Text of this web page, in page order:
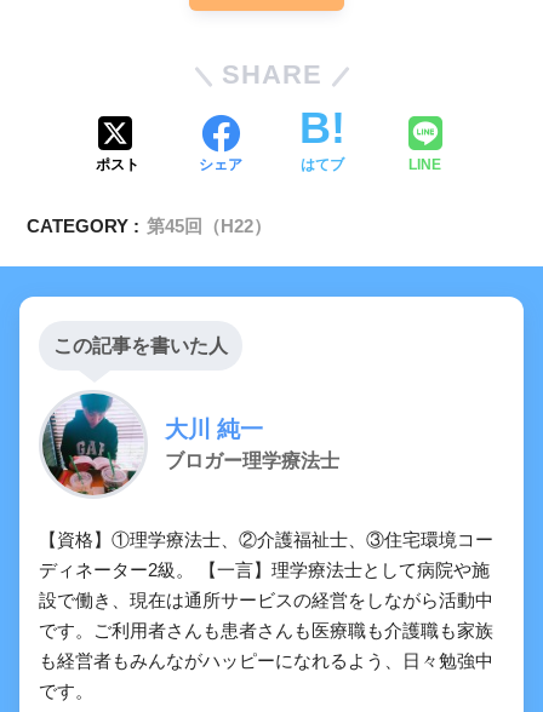
SHARE
ポスト シェア はてブ LINE
CATEGORY : 第45回（H22）
この記事を書いた人
大川 純一
ブロガー理学療法士
【資格】①理学療法士、②介護福祉士、③住宅環境コー
ディネーター2級。 【一言】理学療法士として病院や施
設で働き、現在は通所サービスの経営をしながら活動中
です。ご利用者さんも患者さんも医療職も介護職も家族
も経営者もみんながハッピーになれるよう、日々勉強中
です。